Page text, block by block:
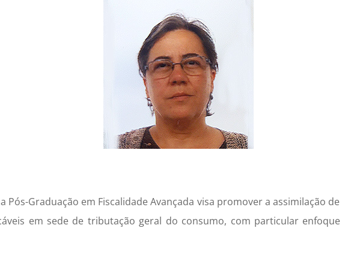
Pós-Graduação em Fiscalidade Avançada visa promover a assimilação
em sede de tributação geral do consumo, com particular